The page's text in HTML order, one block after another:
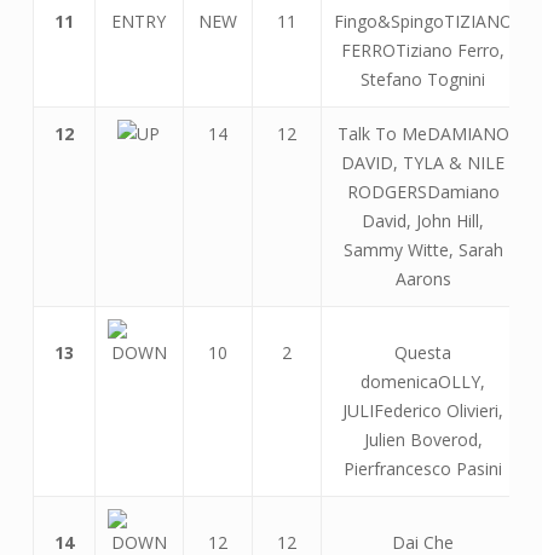
11 NEW 11
Fingo&SpingoTIZIANO
FERROTiziano Ferro,
Stefano Tognini
12 14 12
Talk To MeDAMIANO
DAVID, TYLA & NILE
RODGERSDamiano
David, John Hill,
Sammy Witte, Sarah
Aarons
13 10 2
Questa
domenicaOLLY,
JULIFederico Olivieri,
Julien Boverod,
Pierfrancesco Pasini
14 12 12
Dai Che